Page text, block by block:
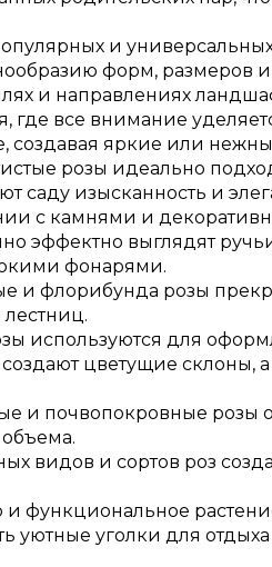
и
форм, размеров и
и направлениях
где все внимание
создавая яркие или
розы идеально
саду изысканность и
с камнями и
эффектно выглядят
фонарями.
и флорибунда розы
лестниц.
используются для
цветущие склоны,
и почвопокровные розы
видов и сортов роз
и функциональное
уютные уголки для